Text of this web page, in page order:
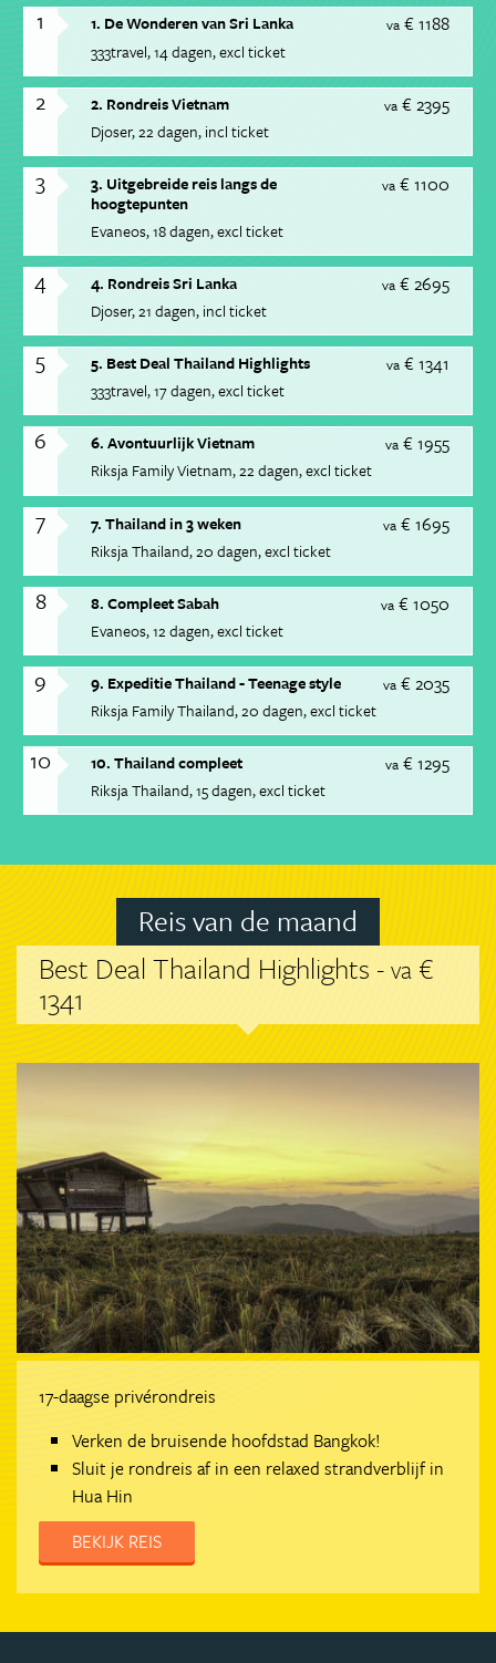
1 va € 1188
1. De Wonderen van Sri Lanka
333travel 14 dagen excl ticket
2 va € 2395
2. Rondreis Vietnam
Djoser 22 dagen incl ticket
3 va € 1100
3. Uitgebreide reis langs de
hoogtepunten
Evaneos 18 dagen excl ticket
4 va € 2695
4. Rondreis Sri Lanka
Djoser 21 dagen incl ticket
5 va € 1341
5. Best Deal Thailand Highlights
333travel 17 dagen excl ticket
6 va € 1955
6. Avontuurlijk Vietnam
Riksja Family Vietnam 22 dagen excl ticket
7 va € 1695
7. Thailand in 3 weken
Riksja Thailand 20 dagen excl ticket
8 va € 1050
8. Compleet Sabah
Evaneos 12 dagen excl ticket
9 va € 2035
9. Expeditie Thailand - Teenage style
Riksja Family Thailand 20 dagen excl ticket
10 va € 1295
10. Thailand compleet
Riksja Thailand 15 dagen excl ticket
Reis van de maand
Best Deal Thailand Highlights -va €
1341
17-daagse privérondreis
Verken de bruisende hoofdstad Bangkok!
Sluit je rondreis af in een relaxed strandverblijf in
Hua Hin
BEKIJK REIS